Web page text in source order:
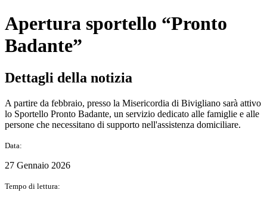
Apertura sportello “Pronto
Badante”
Dettagli della notizia
A partire da febbraio, presso la Misericordia di Bivigliano sarà attivo
lo Sportello Pronto Badante, un servizio dedicato alle famiglie e alle
persone che necessitano di supporto nell'assistenza domiciliare.
Data:
27 Gennaio 2026
Tempo di lettura: